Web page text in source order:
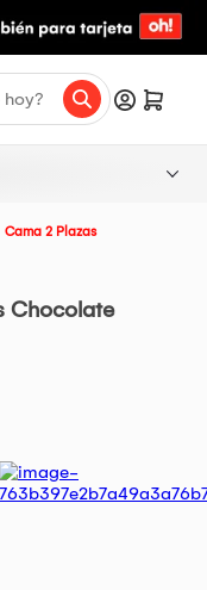
Cama 2 Plazas
Chocolate